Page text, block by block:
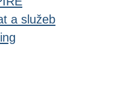
a služeb